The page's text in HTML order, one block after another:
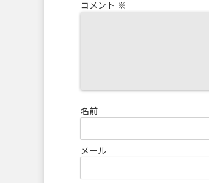
コメント ※
名前
メール